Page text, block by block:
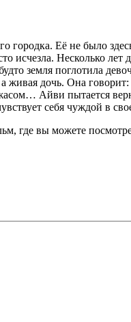
городка. Её не было
исчезла. Несколько
земля поглотила
дочь. Она
Айви пытается
себя чуждой в
где вы можете